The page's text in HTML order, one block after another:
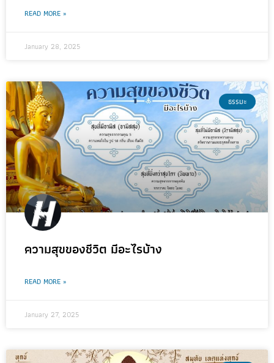
READ MORE »
January 28, 2025
ธรรมะ
ความสุขของชีวิต มีอะไรบ้าง
READ MORE »
January 27, 2025